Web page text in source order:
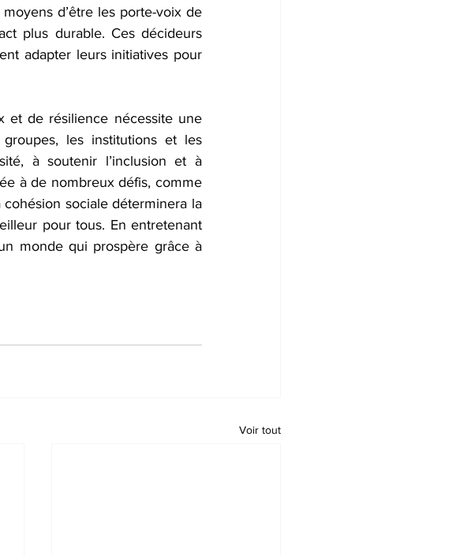
d’être les porte-voix de
plus durable. Ces décideurs
adapter leurs initiatives pour
et de résilience nécessite une
les institutions et les
à soutenir l’inclusion et à
à de nombreux défis, comme
sociale déterminera la
pour tous. En entretenant
monde qui prospère grâce à
Voir tout